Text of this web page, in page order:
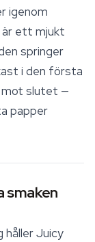
igenom
ett mjukt
springer
i den första
mot slutet —
papper
smaken
håller Juicy